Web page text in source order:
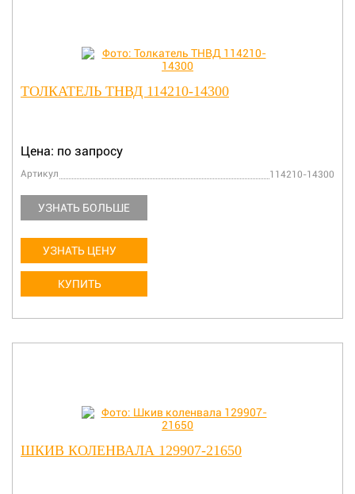
ТОЛКАТЕЛЬ ТНВД 114210-14300
Цена: по запросу
Артикул 114210-14300
УЗНАТЬ БОЛЬШЕ
УЗНАТЬ ЦЕНУ
КУПИТЬ
ШКИВ КОЛЕНВАЛА 129907-21650